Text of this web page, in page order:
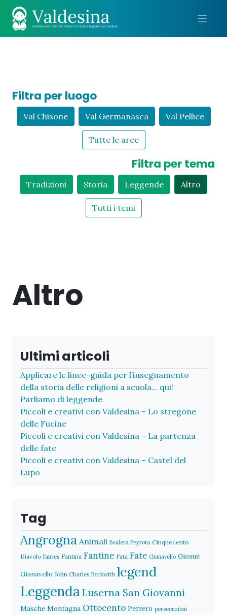
Filtra per luogo
Val Chisone Val Germanasca Val Pellice
Tutte le aree
Filtra per tema
Tradizioni Storia Leggende Altro
Tutti i temi
Altro
Ultimi articoli
Applicare le linee-guida per l’insegnamento
della storia delle religioni a scuola… qui!
Parliamo di leggende
Piccoli e creativi con Valdesina – Lo stregone
delle Fucine
Piccoli e creativi con Valdesina – La partenza
delle fate
Piccoli e creativi con Valdesina – Castel del
Lupo
Tag
Angrogna Animali Bealera Peyrota Cinquecento
Diavolo fairies Fantina Fantine Fata Fate Gianavello Giosuè
Gianavello John Charles Beckwith legend
Leggenda Luserna San Giovanni
Masche Montagna Ottocento Perrero persecuzioni